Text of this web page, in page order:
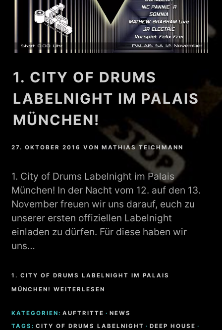
1. CITY OF DRUMS
LABELNIGHT IM PALAIS
MÜNCHEN!
27. OKTOBER 2016 VONMATHIAS TEICHMANN
1. City of Drums Labelnight im Palais
München! In der Nacht vom 12. auf den 13.
November freuen wir uns darauf, euch zu
unserer ersten offiziellen Labelnight
einladen zu dürfen. Für diese haben wir
uns…
1. CITY OF DRUMS LABELNIGHT IM PALAIS
MÜNCHEN! WEITERLESEN
KATEGORIEN: AUFTRITTE · NEWS
TAGS: CITY OF DRUMS LABELNIGHT · DEEP HOUSE ·